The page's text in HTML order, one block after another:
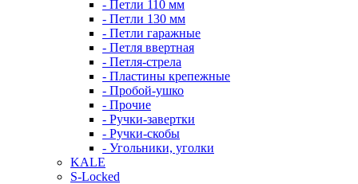
- Петли 110 мм
- Петли 130 мм
- Петли гаражные
- Петля ввертная
- Петля-стрела
- Пластины крепежные
- Пробой-ушко
- Прочие
- Ручки-завертки
- Ручки-скобы
- Угольники, уголки
KALE
S-Locked